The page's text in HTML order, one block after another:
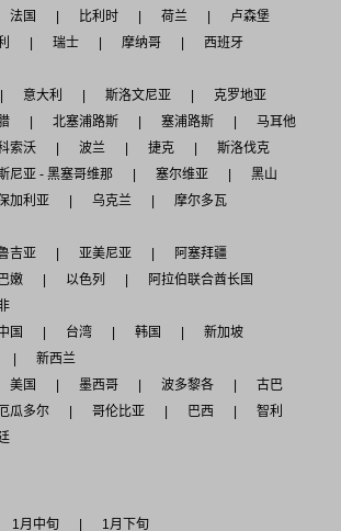
法国 比利时 荷兰
卢森堡
瑞士 摩纳哥
西班牙
意大利 斯洛文尼亚
克罗地亚
北塞浦路斯 塞浦路斯
马耳他
索沃 波兰 捷克
斯洛伐克
尼亚 - 黑塞哥维那 塞尔维亚
黑山
加利亚 乌克兰
摩尔多瓦
吉亚 亚美尼亚
阿塞拜疆
嫩 以色列
阿拉伯联合酋长国
国 台湾 韩国
新加坡
新西兰
美国 墨西哥 波多黎各
古巴
瓜多尔 哥伦比亚 巴西
智利
1月中旬
1月下旬